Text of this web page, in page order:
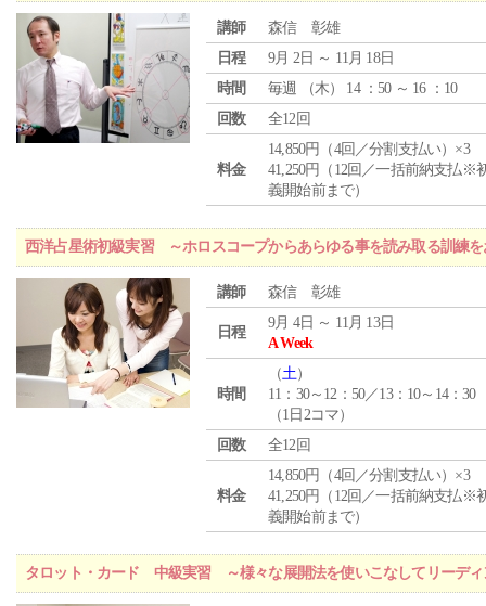
講師
森信 彰雄
日程
9月 2日 ～ 11月 18日
時間
毎週 （木） 14 ：50 ～ 16 ：10
回数
全12回
料金
14,850円（4回／分割支払い）×3
41,250円（12回／一括前納支払※
義開始前まで）
西洋占星術初級実習 ～ホロスコープからあらゆる事を読み取る訓練を
講師 森信 彰雄
日程
9月 4日 ～ 11月 13日
A Week
時間
（土）
11：30～12：50／13：10～14：30
（1日2コマ）
回数
全12回
料金
14,850円（4回／分割支払い）×3
41,250円（12回／一括前納支払※
義開始前まで）
タロット・カード 中級実習 ～様々な展開法を使いこなしてリーディ